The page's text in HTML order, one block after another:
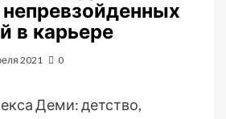
в карьере
2021 0